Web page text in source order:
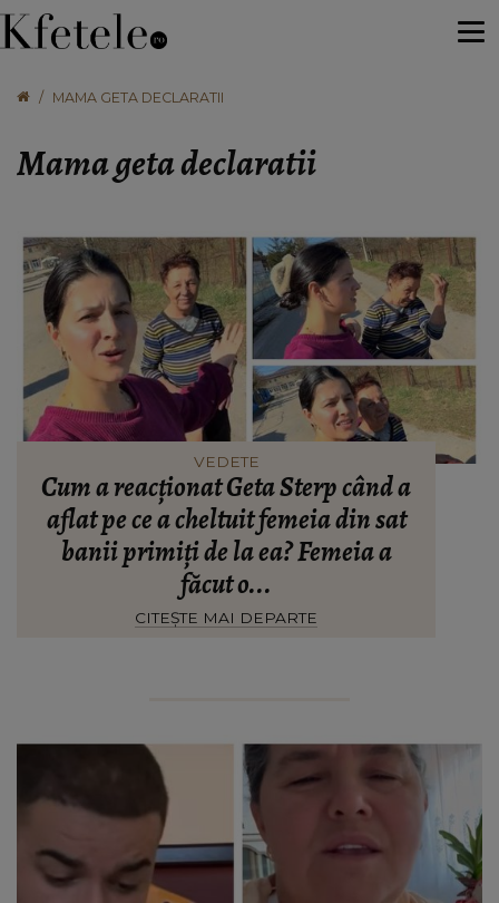
MAMA GETA DECLARATII
Mama geta declaratii
VEDETE
Cum a reacționat Geta Sterp când a
aflat pe ce a cheltuit femeia din sat
banii primiți de la ea? Femeia a
făcut o...
CITEȘTE MAI DEPARTE